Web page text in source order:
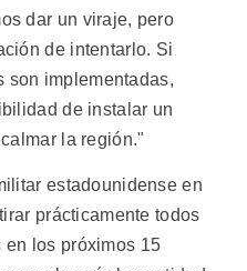
dar un viraje, pero
de intentarlo. Si
son implementadas,
de instalar un
la región."
estadounidense en
prácticamente todos
en los próximos 15